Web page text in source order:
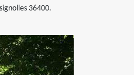
36400.